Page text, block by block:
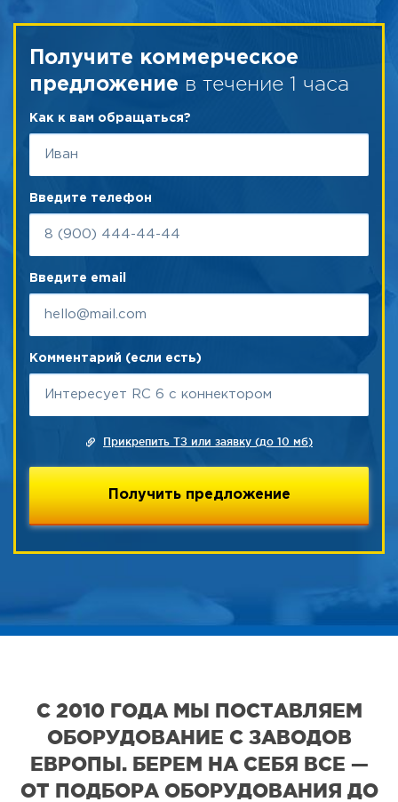
Получите коммерческое
предложение в течение 1 часа
Как к вам обращаться?
Введите телефон
Введите email
Комментарий (если есть)
Прикрепить ТЗ или заявку (до 10 мб)
С 2010 ГОДА МЫ ПОСТАВЛЯЕМ
ОБОРУДОВАНИЕ С ЗАВОДОВ
ЕВРОПЫ. БЕРЕМ НА СЕБЯ ВСЕ —
ОТ ПОДБОРА ОБОРУДОВАНИЯ ДО